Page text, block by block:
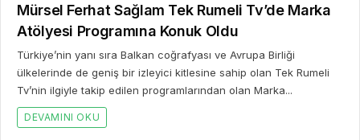
Mürsel Ferhat Sağlam Tek Rumeli Tv’de Marka
Atölyesi Programına Konuk Oldu
Türkiye’nin yanı sıra Balkan coğrafyası ve Avrupa Birliği
ülkelerinde de geniş bir izleyici kitlesine sahip olan Tek Rumeli
Tv’nin ilgiyle takip edilen programlarından olan Marka...
DEVAMINI OKU